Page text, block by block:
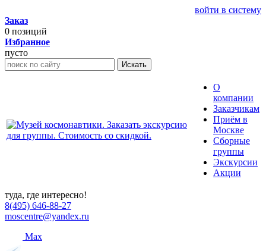
войти в систему
Заказ
0 позиций
Избранное
пусто
Искать
О
компании
Заказчикам
Приём в
Москве
Сборные
группы
Экскурсии
Акции
туда, где интересно!
8(495) 646-88-27
moscentre@yandex.ru
Max